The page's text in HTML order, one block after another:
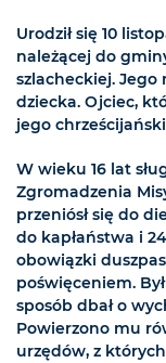
Urodził się 10
należącej do
szlacheckiej.
dziecka. Ojciec,
jego
W wieku 16 lat
Zgromadzenia
przeniósł się do
do kapłaństwa i
obowiązki
poświęceniem.
sposób dbał o
Powierzono mu
urzędów, z